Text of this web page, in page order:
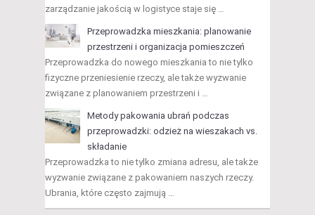
zarządzanie jakością w logistyce staje się …
Przeprowadzka mieszkania: planowanie
przestrzeni i organizacja pomieszczeń
Przeprowadzka do nowego mieszkania to nie tylko
fizyczne przeniesienie rzeczy, ale także wyzwanie
związane z planowaniem przestrzeni i …
Metody pakowania ubrań podczas
przeprowadzki: odzież na wieszakach vs.
składanie
Przeprowadzka to nie tylko zmiana adresu, ale także
wyzwanie związane z pakowaniem naszych rzeczy.
Ubrania, które często zajmują …